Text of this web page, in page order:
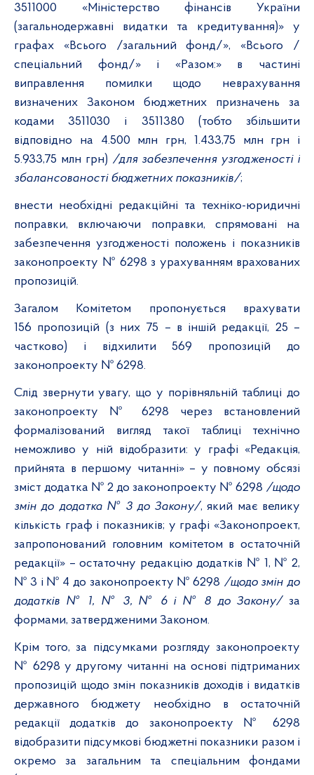
3511000 «Міністерство фінансів України
(загальнодержавні видатки та кредитування)» у
графах «Всього /загальний фонд/», «Всього /
спеціальний фонд/» і «Разом:» в частині
виправлення помилки щодо неврахування
визначених Законом бюджетних призначень за
кодами 3511030 і 3511380 (тобто збільшити
відповідно на 4.500 млн грн, 1.433,75 млн грн і
5.933,75 млн грн) /для забезпечення узгодженості і
збалансованості бюджетних показників/;
внести необхідні редакційні та техніко-юридичні
поправки, включаючи поправки, спрямовані на
забезпечення узгодженості положень і показників
законопроекту № 6298 з урахуванням врахованих
пропозицій.
Загалом Комітетом пропонується врахувати
156 пропозицій (з них 75 – в іншій редакції, 25 –
частково) і відхилити 569 пропозицій до
законопроекту № 6298.
Слід звернути увагу, що у порівняльній таблиці до
законопроекту № 6298
через встановлений
формалізований вигляд такої таблиці технічно
неможливо у ній відобразити: у графі «Редакція,
прийнята в першому читанні» – у повному обсязі
зміст додатка № 2 до законопроекту № 6298 /щодо
змін до додатка № 3 до Закону/, який має велику
кількість граф і показників; у графі «Законопроект,
запропонований головним комітетом в остаточній
редакції» – остаточну редакцію додатків № 1, № 2,
№ 3 і № 4 до законопроекту № 6298 /щодо змін до
додатків № 1, № 3, № 6 і № 8 до Закону/за
формами, затвердженими Законом.
Крім того, за підсумками розгляду законопроекту
№ 6298 у другому читанні на основі підтриманих
пропозицій щодо змін показників доходів і видатків
державного бюджету необхідно в остаточній
редакції додатків до законопроекту № 6298
відобразити підсумкові бюджетні показники разом і
окремо за загальним та спеціальним фондами